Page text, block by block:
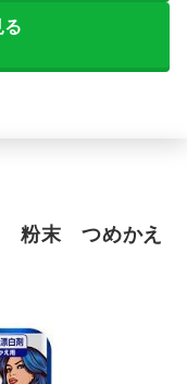
粉末 つめかえ